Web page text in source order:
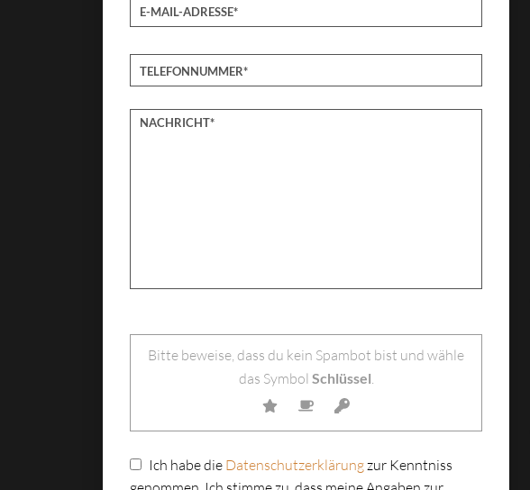
Bitte lasse dieses Feld leer.
Bitte beweise, dass du kein Spambot bist und wähle
das Symbol Schlüssel.
Ich habe die Datenschutzerklärungzur Kenntniss